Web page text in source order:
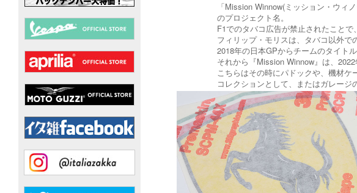
「Mission Winnow(ミッション・ウィ
のプロジェクト名。
F1でのタバコ広告が禁止されたことで
フィリップ・モリスは、タバコ以外で
2018年の日本GPからチームのタイト
それから『Mission Winnow』は、
こちらはその時にパドックや、機材ケ
コレクションとして、またはガレー